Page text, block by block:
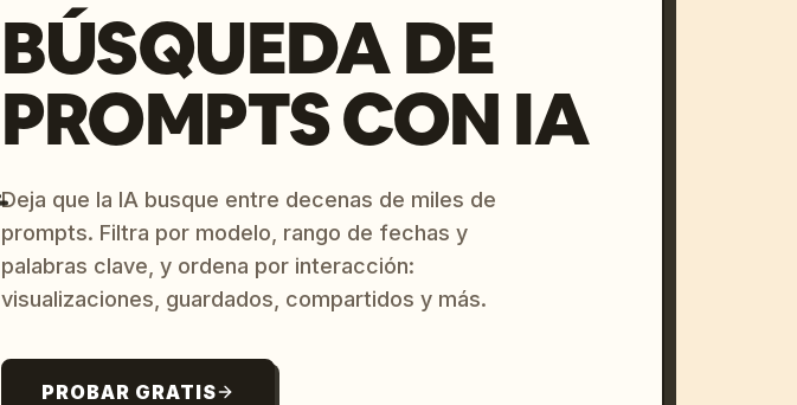
BÚSQUEDA DE
PROMPTS CON IA
Deja que la IA busque entre decenas de miles de
prompts. Filtra por modelo, rango de fechas y
palabras clave, y ordena por interacción:
visualizaciones, guardados, compartidos y más.
PROBAR GRATIS